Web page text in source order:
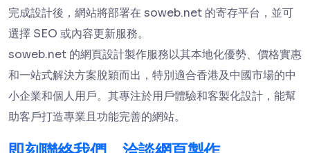
完成設計後，網站將部署在 soweb.net 的寄存平台，並可
選擇 SEO 或內容更新服務。
soweb.net 的網頁設計製作服務以其本地化優勢、價格實惠
和一站式解決方案脫穎而出，特別適合香港及中國市場的中
小企業和個人用戶。其專注於用戶體驗和客製化設計，能幫
助客戶打造專業且功能完善的網站。